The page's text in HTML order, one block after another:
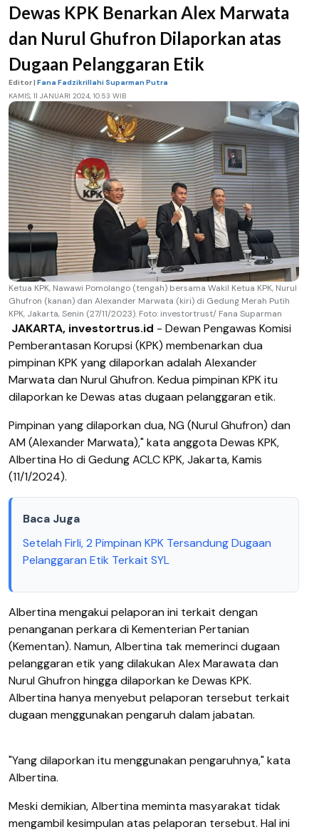
Dewas KPK Benarkan Alex Marwata
dan Nurul Ghufron Dilaporkan atas
Dugaan Pelanggaran Etik
Editor | Fana Fadzikrillahi Suparman Putra
KAMIS, 11 JANUARI 2024, 10.53 WIB
Ketua KPK, Nawawi Pomolango (tengah) bersama Wakil Ketua KPK, Nurul
Ghufron (kanan) dan Alexander Marwata (kiri) di Gedung Merah Putih
KPK, Jakarta, Senin (27/11/2023). Foto: investortrust/ Fana Suparman
JAKARTA, investortrus.id - Dewan Pengawas Komisi
Pemberantasan Korupsi (KPK) membenarkan dua
pimpinan KPK yang dilaporkan adalah Alexander
Marwata dan Nurul Ghufron. Kedua pimpinan KPK itu
dilaporkan ke Dewas atas dugaan pelanggaran etik.
Pimpinan yang dilaporkan dua, NG (Nurul Ghufron) dan
AM (Alexander Marwata)," kata anggota Dewas KPK,
Albertina Ho di Gedung ACLC KPK, Jakarta, Kamis
(11/1/2024).
Baca Juga
Setelah Firli, 2 Pimpinan KPK Tersandung Dugaan
Pelanggaran Etik Terkait SYL
Albertina mengakui pelaporan ini terkait dengan
penanganan perkara di Kementerian Pertanian
(Kementan). Namun, Albertina tak memerinci dugaan
pelanggaran etik yang dilakukan Alex Marawata dan
Nurul Ghufron hingga dilaporkan ke Dewas KPK.
Albertina hanya menyebut pelaporan tersebut terkait
dugaan menggunakan pengaruh dalam jabatan.
"Yang dilaporkan itu menggunakan pengaruhnya," kata
Albertina.
Meski demikian, Albertina meminta masyarakat tidak
mengambil kesimpulan atas pelaporan tersebut. Hal ini